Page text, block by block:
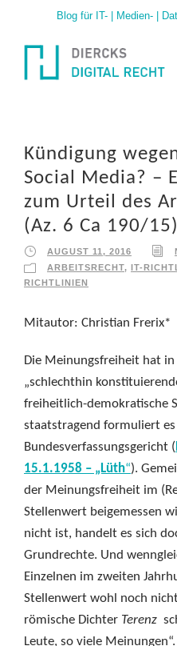
Blog für IT- | Medien- |
Kündigung
Social Media? –
zum Urteil des
(Az. 6 Ca 190/15)
AUGUST 11, 2016
ARBEITSRECHT, IT-
RICHTLINIEN
Mitautor: Christian Frerix*
Die Meinungsfreiheit hat
„schlechthin
freiheitlich-demokratische
staatstragend formuliert es
Bundesverfassungsgericht (
15.1.1958 – „Lüth“).
der Meinungsfreiheit im
Stellenwert beigemessen
nicht ist, handelt es sich
Grundrechte. Und
Einzelnen im zweiten
Stellenwert wohl noch
römische Dichter Terenz
Leute, so viele